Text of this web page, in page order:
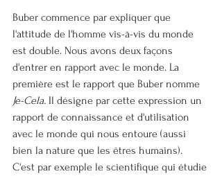
Buber commence par expliquer que
l'attitude de l'homme vis-à-vis du monde
est double. Nous avons deux façons
d'entrer en rapport avec le monde. La
première est le rapport que Buber nomme
Je-Cela. Il désigne par cette expression un
rapport de connaissance et d'utilisation
avec le monde qui nous entoure (aussi
bien la nature que les êtres humains).
C'est par exemple le scientifique qui étudie